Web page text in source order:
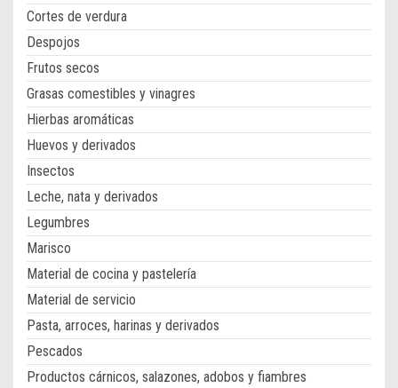
Cortes de verdura
Despojos
Frutos secos
Grasas comestibles y vinagres
Hierbas aromáticas
Huevos y derivados
Insectos
Leche, nata y derivados
Legumbres
Marisco
Material de cocina y pastelería
Material de servicio
Pasta, arroces, harinas y derivados
Pescados
Productos cárnicos, salazones, adobos y fiambres